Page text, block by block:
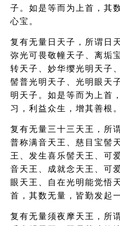
子。如是等而为上首，其
心宝。
复有无量日天子，所谓日
弥光可畏敬幢天子、离垢
转天子、妙华缨光明天子
髻普光明天子、光明眼天
明天子。如是等而为上首
习，利益众生，增其善根。
复有无量三十三天王，所
普称满音天王、慈目宝髻
王、发生喜乐髻天王、可
音天王、成就念天王、可
眼天王、自在光明能觉悟
首，其数无量，皆勤发起
复有无量须夜摩天王，所